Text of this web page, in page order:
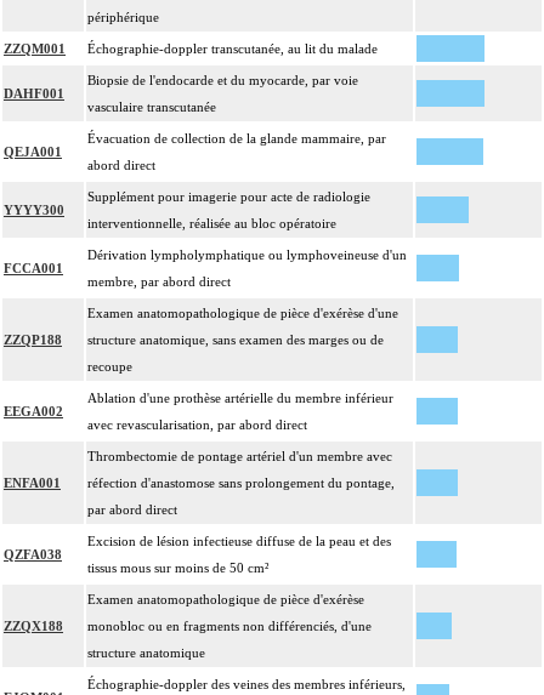
périphérique
ZZQM001 Échographie-doppler transcutanée, au lit du malade
DAHF001
Biopsie de l'endocarde et du myocarde, par voie
vasculaire transcutanée
QEJA001
Évacuation de collection de la glande mammaire, par
abord direct
YYYY300
Supplément pour imagerie pour acte de radiologie
interventionnelle, réalisée au bloc opératoire
FCCA001
Dérivation lympholymphatique ou lymphoveineuse d'un
membre, par abord direct
ZZQP188
Examen anatomopathologique de pièce d'exérèse d'une
structure anatomique, sans examen des marges ou de
recoupe
EEGA002
Ablation d'une prothèse artérielle du membre inférieur
avec revascularisation, par abord direct
ENFA001
Thrombectomie de pontage artériel d'un membre avec
réfection d'anastomose sans prolongement du pontage,
par abord direct
QZFA038
Excision de lésion infectieuse diffuse de la peau et des
tissus mous sur moins de 50 cm²
ZZQX188
Examen anatomopathologique de pièce d'exérèse
monobloc ou en fragments non différenciés, d'une
structure anatomique
Échographie-doppler des veines des membres inférieurs,